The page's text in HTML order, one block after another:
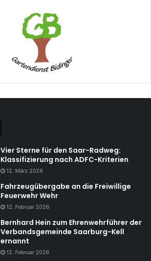
Vier Sterne für den Saar-Radweg:
Klassifizierung nach ADFC-Kriterien
12. März 2026
Fahrzeugübergabe an die Freiwillige
Feuerwehr Wehr
12. Februar 2026
Bernhard Hein zum Ehrenwehrführer der
Verbandsgemeinde Saarburg-Kell
ernannt
12. Februar 2026